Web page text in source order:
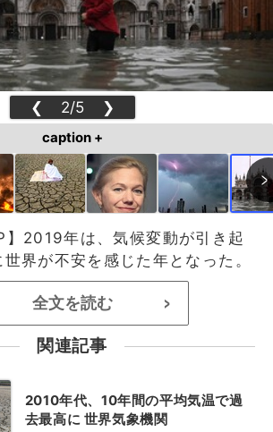
❮ 2/5 ❯
caption +
】2019年は、気候変動が引き起
界が不安を感じた年となった。
全文を読む >
関連記事
2010年代、10年間の平均気温で過
去最高に 世界気象機関